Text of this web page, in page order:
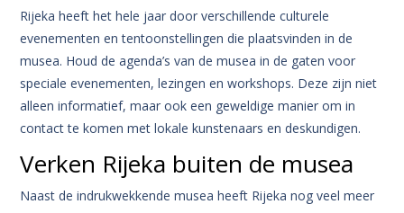
Rijeka heeft het hele jaar door verschillende culturele
evenementen en tentoonstellingen die plaatsvinden in de
musea. Houd de agenda’s van de musea in de gaten voor
speciale evenementen, lezingen en workshops. Deze zijn niet
alleen informatief, maar ook een geweldige manier om in
contact te komen met lokale kunstenaars en deskundigen.
Verken Rijeka buiten de musea
Naast de indrukwekkende musea heeft Rijeka nog veel meer